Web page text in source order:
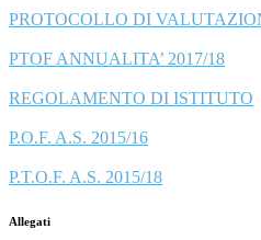
PROTOCOLLO DI
PTOF ANNUALITA’ 2017/18
REGOLAMENTO DI ISTITUTO
P.O.F. A.S. 2015/16
P.T.O.F. A.S. 2015/18
Allegati